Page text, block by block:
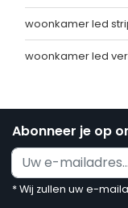
woonkamer led
woonkamer led
Abonneer je op
* Wij zullen uw e-